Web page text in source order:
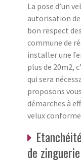
La pose d’un
autorisation de
bon respect
commune de
installer une
plus de 20m2,
qui sera
proposons
démarches à
velux
de zinguerie